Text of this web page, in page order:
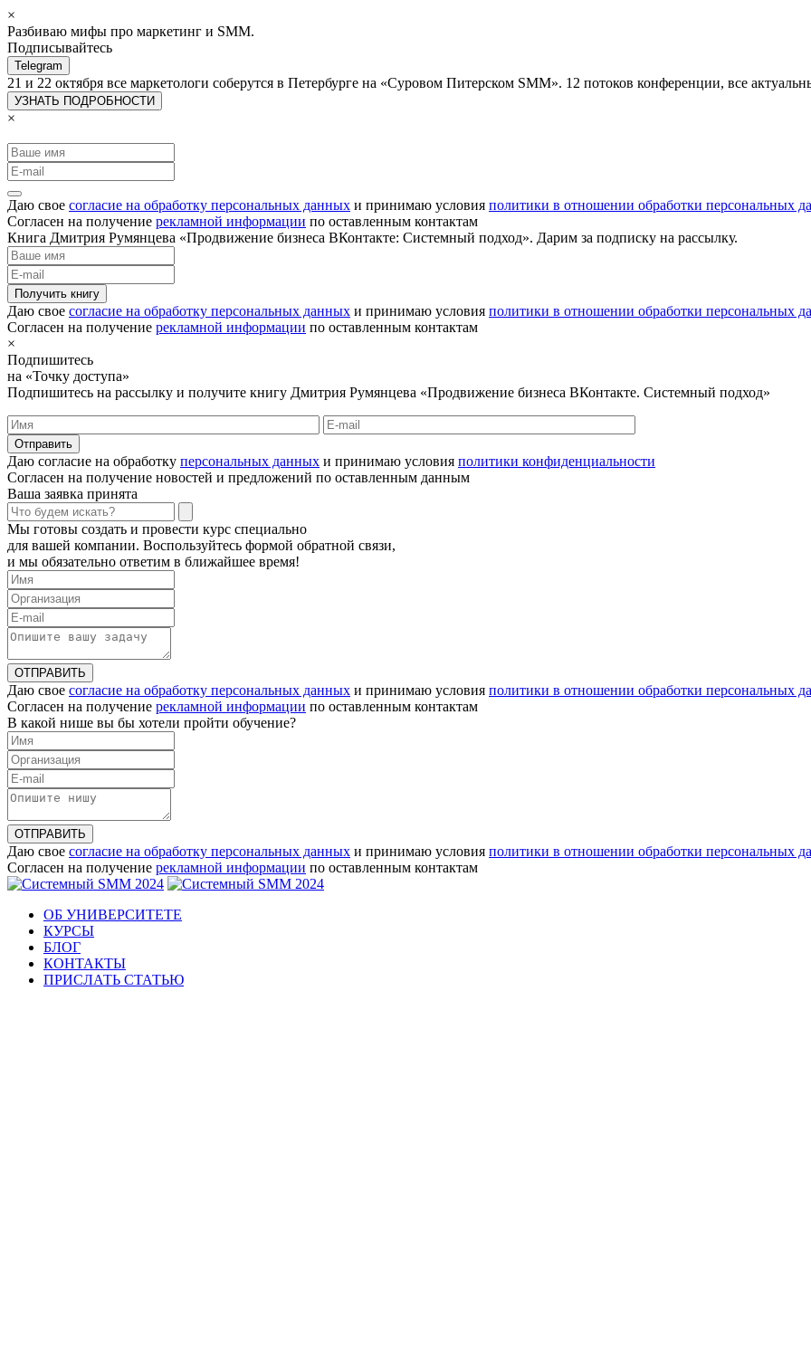
×
Разбиваю мифы про маркетинг и SMM.
Подписывайтесь
Telegram
21 и 22 октября все маркетологи соберутся в Петербурге на «Суровом Питерском SMM». 12 потоков конференции, все
УЗНАТЬ ПОДРОБНОСТИ
×
Даю свое согласие на обработку персональных данных и принимаю условия политики в отношении обработки персональных
Согласен на получение рекламной информации по оставленным контактам
Книга Дмитрия Румянцева «Продвижение бизнеса ВКонтакте: Системный подход». Дарим за подписку на рассылку.
Получить книгу
Даю свое согласие на обработку персональных данных и принимаю условия политики в отношении обработки персональных
Согласен на получение рекламной информации по оставленным контактам
×
Подпишитесь
на «Точку доступа»
Подпишитесь на рассылку и получите книгу Дмитрия Румянцева «Продвижение бизнеса ВКонтакте. Системный подход»
Отправить
Даю согласие на обработку персональных данных и принимаю условия политики конфиденциальности
Согласен на получение новостей и предложений по оставленным данным
Ваша заявка принята
Мы готовы создать и провести курс специально
для вашей компании. Воспользуйтесь формой обратной связи,
и мы обязательно ответим в ближайшее время!
ОТПРАВИТЬ
Даю свое согласие на обработку персональных данных и принимаю условия политики в отношении обработки персональных
Согласен на получение рекламной информации по оставленным контактам
В какой нише вы бы хотели пройти обучение?
ОТПРАВИТЬ
Даю свое согласие на обработку персональных данных и принимаю условия политики в отношении обработки персональных
Согласен на получение рекламной информации по оставленным контактам
ОБ УНИВЕРСИТЕТЕ
КУРСЫ
БЛОГ
КОНТАКТЫ
ПРИСЛАТЬ СТАТЬЮ